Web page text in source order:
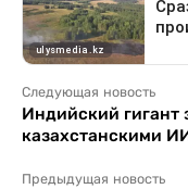
Следующая новость
Индийский гигант
казахстанскими
Предыдущая новость